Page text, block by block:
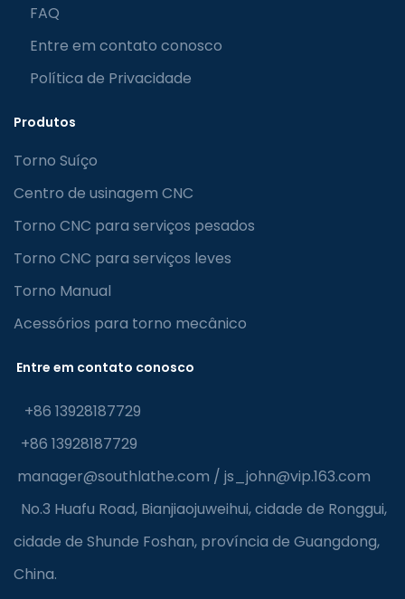
FAQ
Entre em contato conosco
Política de Privacidade
Produtos
Torno Suíço
Centro de usinagem CNC
Torno CNC para serviços pesados
Torno CNC para serviços leves
Torno Manual
Acessórios para torno mecânico
Entre em contato conosco
+86 13928187729
+86 13928187729
manager@southlathe.com / js_john@vip.163.com
No.3 Huafu Road, Bianjiaojuweihui, cidade de Ronggui,
cidade de Shunde Foshan, província de Guangdong,
China.